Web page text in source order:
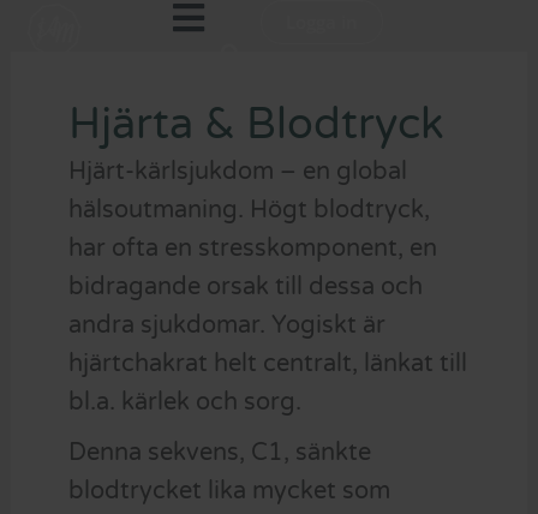
Hjärta & Blodtryck
Hjärt-kärlsjukdom – en global
hälsoutmaning. Högt blodtryck,
har ofta en stresskomponent, en
bidragande orsak till dessa och
andra sjukdomar. Yogiskt är
hjärtchakrat helt centralt, länkat till
bl.a. kärlek och sorg.
Denna sekvens, C1, sänkte
blodtrycket lika mycket som